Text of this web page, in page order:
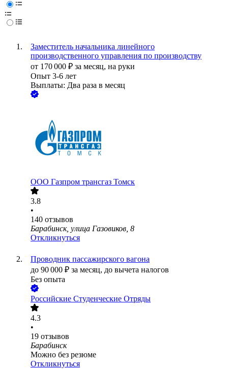
Заместитель начальника линейного
производственного управления по производству
от 170 000 ₽ за месяц, на руки
Опыт 3-6 лет
Выплаты: Два раза в месяц
ООО Газпром трансгаз Томск
3.8
•
140 отзывов
Барабинск, улица Газовиков, 8
Откликнуться
Проводник пассажирского вагона
до 90 000 ₽ за месяц, до вычета налогов
Без опыта
Российские Студенческие Отряды
4.3
•
19 отзывов
Барабинск
Можно без резюме
Откликнуться